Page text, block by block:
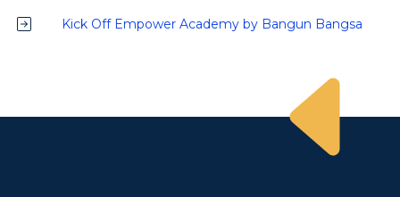
Kick Off Empower Academy by Bangun Bangsa